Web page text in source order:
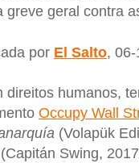
geral contra
por El Salto, 06-
humanos,
Occupy Wall
(Volapük
Swing,